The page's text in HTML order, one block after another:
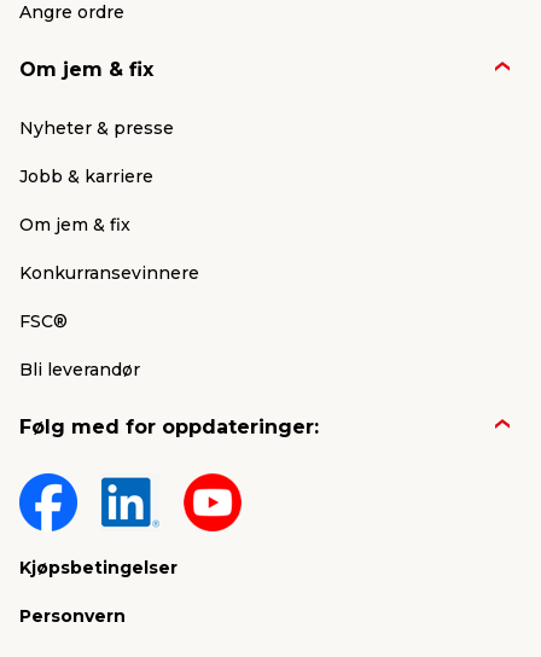
Angre ordre
Om jem & fix
Nyheter & presse
Jobb & karriere
Om jem & fix
Konkurransevinnere
FSC®
Bli leverandør
Følg med for oppdateringer:
Kjøpsbetingelser
Personvern